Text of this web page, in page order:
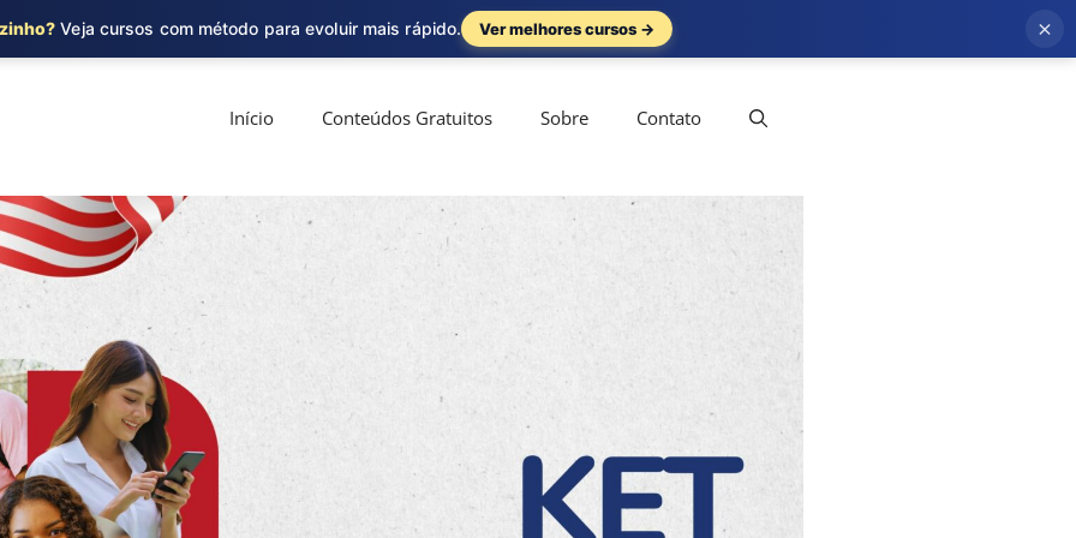
Início Conteúdos Gratuitos Sobre Contato
Veja cursos com método para evoluir mais rápido. Ver melhores cursos → ×